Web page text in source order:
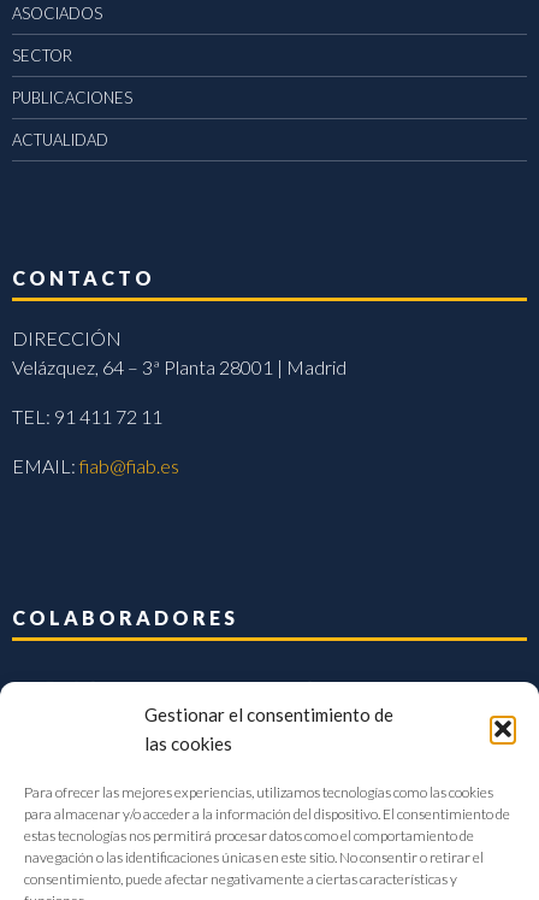
Gestionar el consentimiento de
las cookies
Para ofrecer las mejores experiencias, utilizamos tecnologías como las cookies
para almacenar y/o acceder a la información del dispositivo. El consentimiento de
estas tecnologías nos permitirá procesar datos como el comportamiento de
navegación o las identificaciones únicas en este sitio. No consentir o retirar el
consentimiento, puede afectar negativamente a ciertas características y
ASOCIADOS
SECTOR
PUBLICACIONES
ACTUALIDAD
CONTACTO
DIRECCIÓN
Velázquez, 64 – 3ª Planta 28001 | Madrid
TEL: 91 411 72 11
EMAIL:fiab@fiab.es
COLABORADORES